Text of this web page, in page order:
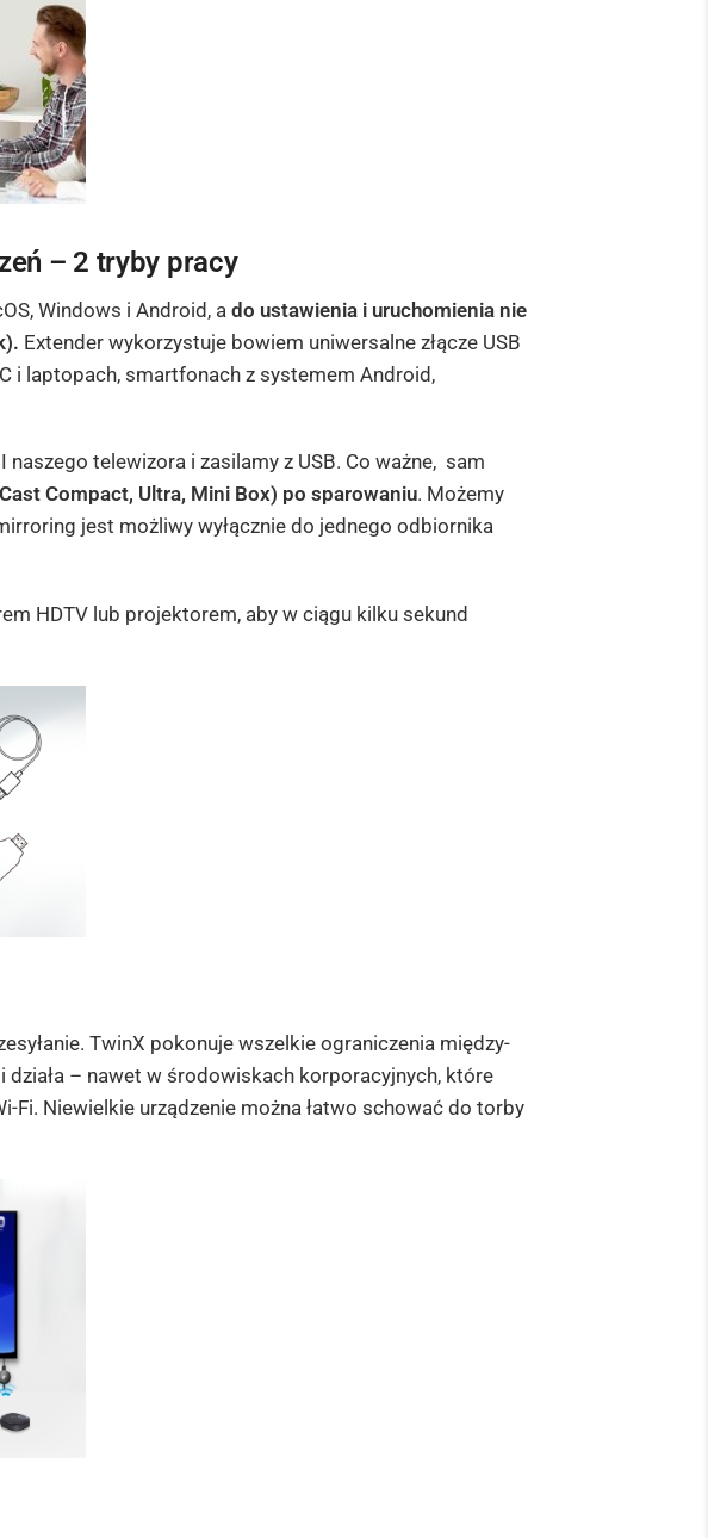
– 2 tryby pracy
Windows i Android, a do ustawienia i uruchomienia nie
Extender wykorzystuje bowiem uniwersalne złącze USB
i laptopach, smartfonach z systemem Android,
telewizora i zasilamy z USB. Co ważne, sam
Compact, Ultra, Mini Box) po sparowaniu. Możemy
jest możliwy wyłącznie do jednego odbiornika
HDTV lub projektorem, aby w ciągu kilku sekund
TwinX pokonuje wszelkie ograniczenia między-
– nawet w środowiskach korporacyjnych, które
Niewielkie urządzenie można łatwo schować do torby